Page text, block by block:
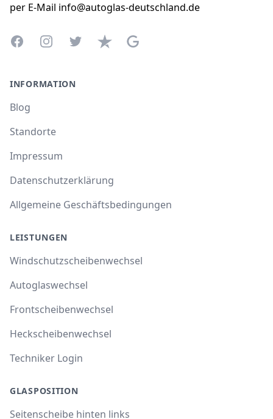
per E-Mail info@autoglas-deutschland.de
FacebookInstagramTwitterTrustpilotGoogle Business Profile
INFORMATION
Blog
Standorte
Impressum
Datenschutzerklärung
Allgemeine Geschäftsbedingungen
LEISTUNGEN
Windschutzscheibenwechsel
Autoglaswechsel
Frontscheibenwechsel
Heckscheibenwechsel
Techniker Login
GLASPOSITION
Seitenscheibe hinten links